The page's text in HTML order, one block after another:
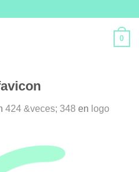
0
424 &veces; 348 en logo